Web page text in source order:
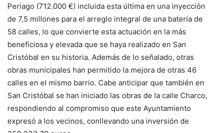
Periago (712.000 €) incluida esta última en una inyección
de 7,5 millones para el arreglo integral de una batería de
58 calles, lo que convierte esta actuación en la más
beneficiosa y elevada que se haya realizado en San
Cristóbal en su historia. Además de lo señalado, otras
obras municipales han permitido la mejora de otras 46
calles en el mismo barrio. Cabe anticipar que también en
San Cristóbal se han iniciado las obras de la calle Charco,
respondiendo al compromiso que este Ayuntamiento
expresó a los vecinos, conllevando una inversión de